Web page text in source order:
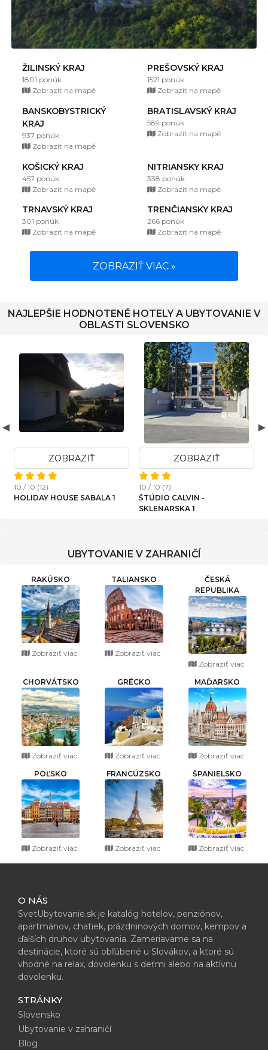
ŽILINSKÝ KRAJ
1801 ponúk
Zobrazit na mapě
PREŠOVSKÝ KRAJ
1521 ponúk
Zobrazit na mapě
BANSKOBYSTRICKÝ
KRAJ
937 ponúk
Zobrazit na mapě
BRATISLAVSKÝ KRAJ
589 ponúk
Zobrazit na mapě
KOŠICKÝ KRAJ
457 ponúk
Zobrazit na mapě
NITRIANSKY KRAJ
338 ponúk
Zobrazit na mapě
TRNAVSKÝ KRAJ
301 ponúk
Zobrazit na mapě
TRENČIANSKY KRAJ
266 ponúk
Zobrazit na mapě
ZOBRAZIŤ VIAC »
NAJLEPŠIE HODNOTENÉ HOTELY A UBYTOVANIE V
OBLASTI SLOVENSKO
1
ZOBRAZIŤ
10 / 10 (7)
ŠTÚDIO CALVIN -
ZOBRAZIŤ
CHATA POD JEDĽOU
UBYTOVANIE V ZAHRANIČÍ
RAKÚSKO
Zobraziť viac
TALIANSKO
Zobraziť viac
ČESKÁ
REPUBLIKA
Zobraziť viac
CHORVÁTSKO
Zobraziť viac
GRÉCKO
Zobraziť viac
MAĎARSKO
Zobraziť viac
POĽSKO
Zobraziť viac
FRANCÚZSKO
Zobraziť viac
ŠPANIELSKO
Zobraziť viac
O NÁS
SvetUbytovanie.sk je katalóg hotelov, penziónov,
apartmánov, chatiek, prázdninových domov, kempov a
ďalších druhov ubytovania. Zameriavame sa na
destinácie, ktoré sú obľúbené u Slovákov, a ktoré sú
vhodné na relax, dovolenku s deťmi alebo na aktívnu
dovolenku.
STRÁNKY
Slovensko
Ubytovanie v zahraničí
Blog